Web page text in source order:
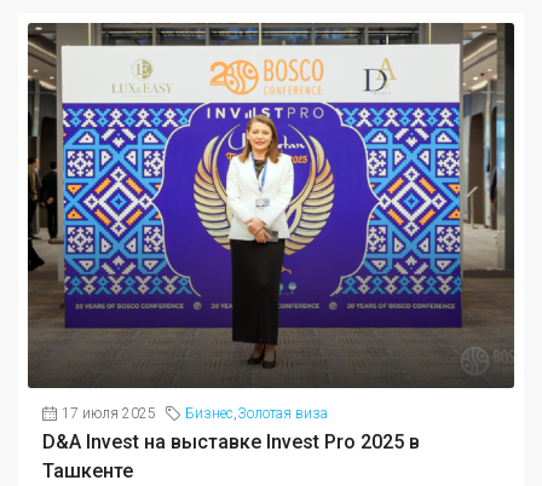
17 июля 2025 Бизнес Золотая виза
D&A Invest на выставке Invest Pro 2025 в
Ташкенте